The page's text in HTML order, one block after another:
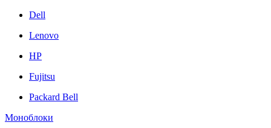
Dell
Lenovo
HP
Fujitsu
Packard Bell
Моноблоки